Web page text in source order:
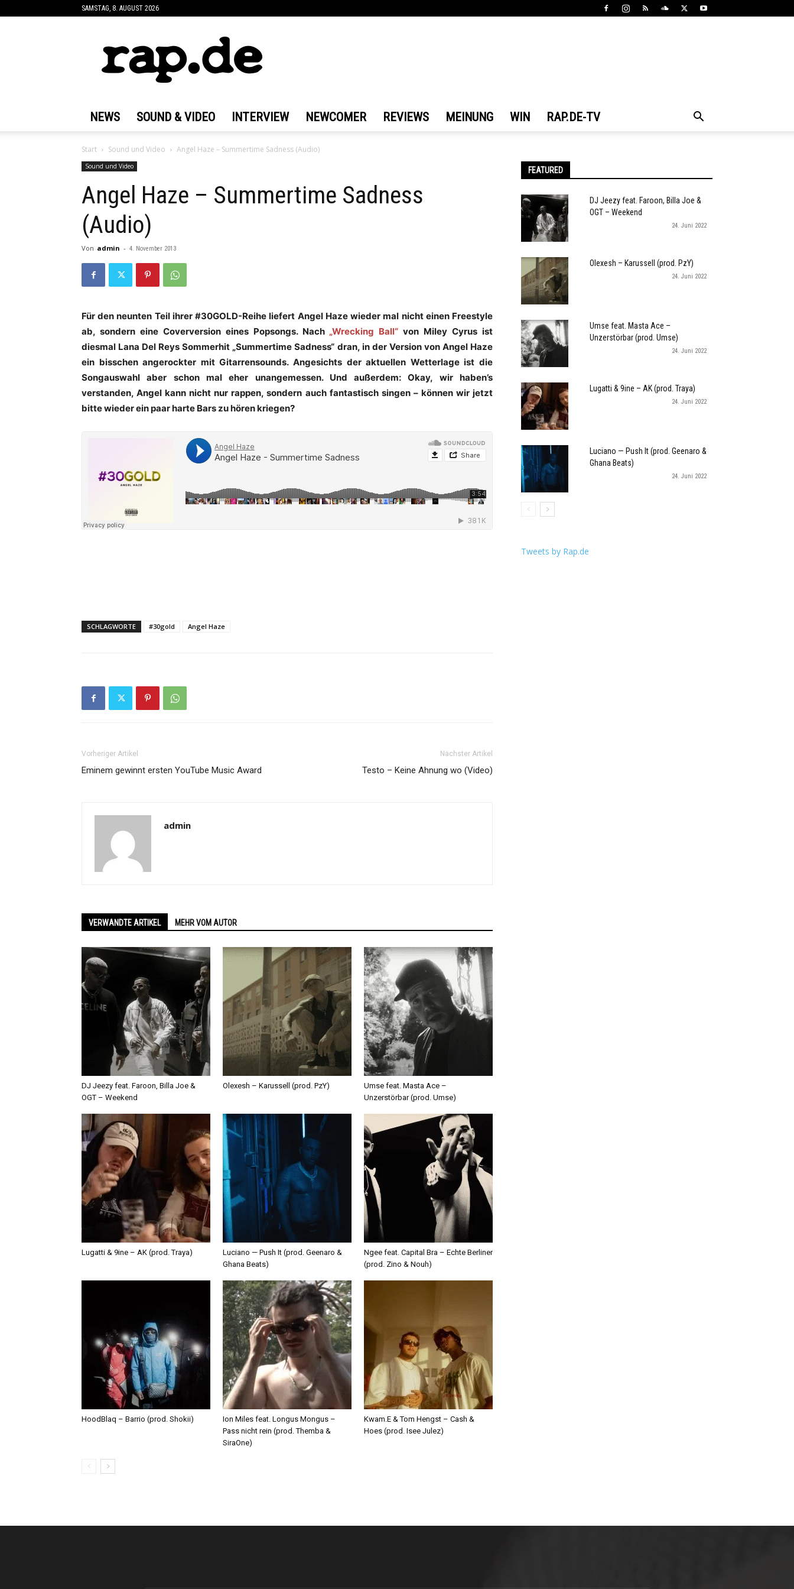
SAMSTAG, 8. AUGUST 2026
NEWS SOUND & VIDEO INTERVIEW NEWCOMER REVIEWS MEINUNG WIN RAP.DE-TV
Start Sound und Video Angel Haze – Summertime Sadness (Audio)
Sound und Video
Angel Haze – Summertime Sadness
(Audio)
Von admin - 4. November 2013
Für den neunten Teil ihrer #30GOLD-Reihe liefert Angel Haze wieder mal nicht einen Freestyle
ab, sondern eine Coverversion eines Popsongs. Nach „Wrecking Ball“ von Miley Cyrus ist
diesmal Lana Del Reys Sommerhit „Summertime Sadness“ dran, in der Version von Angel Haze
ein bisschen angerockter mit Gitarrensounds. Angesichts der aktuellen Wetterlage ist die
Songauswahl aber schon mal eher unangemessen. Und außerdem: Okay, wir haben’s
verstanden, Angel kann nicht nur rappen, sondern auch fantastisch singen – können wir jetzt
bitte wieder ein paar harte Bars zu hören kriegen?
SCHLAGWORTE #30gold Angel Haze
Vorheriger Artikel
Eminem gewinnt ersten YouTube Music Award
Nächster Artikel
Testo – Keine Ahnung wo (Video)
admin
VERWANDTE ARTIKEL MEHR VOM AUTOR
DJ Jeezy feat. Faroon, Billa Joe &
OGT – Weekend
Olexesh – Karussell (prod. PzY)
Umse feat. Masta Ace –
Unzerstörbar (prod. Umse)
Lugatti & 9ine – AK (prod. Traya)
Luciano — Push It (prod. Geenaro &
Ghana Beats)
Ngee feat. Capital Bra – Echte Berliner
(prod. Zino & Nouh)
HoodBlaq – Barrio (prod. Shokii)
Ion Miles feat. Longus Mongus –
Pass nicht rein (prod. Themba &
SiraOne)
Kwam.E & Tom Hengst – Cash &
Hoes (prod. Isee Julez)
FEATURED
DJ Jeezy feat. Faroon, Billa Joe &
OGT – Weekend
24. Juni 2022
Olexesh – Karussell (prod. PzY)
24. Juni 2022
Umse feat. Masta Ace –
Unzerstörbar (prod. Umse)
24. Juni 2022
Lugatti & 9ine – AK (prod. Traya)
24. Juni 2022
Luciano — Push It (prod. Geenaro &
Ghana Beats)
24. Juni 2022
Tweets by Rap.de